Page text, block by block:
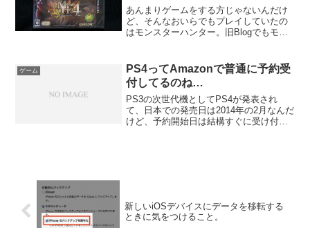
あんまりゲームをする方じゃないんだけ
ど、そんなおいらでもプレイしていたの
はモンスターハンター。旧Blogでもモン
届いたのだ3DSはもってなかったけどソ
フトだけは先行...
ゲーム
PS4ってAmazonで普通に予約受
付してるのね…
PS3の次世代機としてPS4が発表され
て、日本での発売日は2014年の2月なんだ
けど、予約開始日は結構すぐに受け付け
新しいiOSデバイスにデータを移転する
ときに気をつけること。